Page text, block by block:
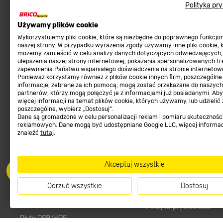
Polityka
Używamy plików cookie
Wykorzystujemy pliki cookie, które są niezbędne do poprawnego
naszej strony. W przypadku wyrażenia zgody używamy inne pliki cookie,
możemy zamieścić w celu analizy danych dotyczących odwiedzających,
ulepszenia naszej strony internetowej, pokazania spersonalizowanych
zapewnienia Państwu wspaniałego doświadczenia na stronie
Ponieważ korzystamy również z plików cookie innych firm, poszczególne
informacje, zebrane za ich pomocą, mogą zostać przekazane do naszych
partnerów, którzy mogą połączyć je z informacjami już posiadanymi.
więcej informacji na temat plików cookie, których używamy, lub udzielić
poszczególne, wybierz „Dostosuj”.
Dane są gromadzone w celu personalizacji reklam i pomiaru
reklamowych. Dane mogą być udostępniane Google LLC, więcej
znaleźć tutaj.
Akceptuj wszystkie
Odrzuć wszystkie Dostosuj
Meble ogrodowe
Kosiarki, kosy, podkaszarki
Narzędzia do pielęgnacji gleby
Materiały budowlane
Tarasy, ścieżki, podjazdy
Podłoża i ziemie do ogrodu
Karma dla psa
Ogród
Farby wewnętrzne białe
Elektronarzędzia
Płyty OSB/HDF
Sklep
Zwroty sklep
Program lojalnościowy
Aplikacja Mobilna
Strefa Marek
Zgłoś błąd
FAQ
Prawny obowiązek
Regulaminy
Regulaminy
Polityka prywatności